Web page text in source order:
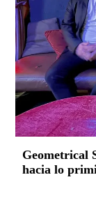
Geometrical
hacia lo